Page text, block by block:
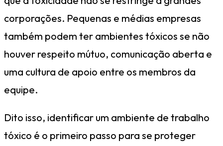
corporações. Pequenas e médias empresas
também podem ter ambientes tóxicos se não
houver respeito mútuo, comunicação aberta e
uma cultura de apoio entre os membros da
equipe.
Dito isso, identificar um ambiente de trabalho
tóxico é o primeiro passo para se proteger